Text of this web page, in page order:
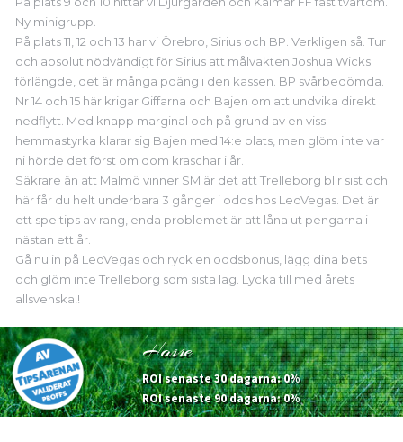
Ny minigrupp.
På plats 11, 12 och 13 har vi Örebro, Sirius och BP. Verkligen så. Tur
och absolut nödvändigt för Sirius att målvakten Joshua Wicks
förlängde, det är många poäng i den kassen. BP svårbedömda.
Nr 14 och 15 här krigar Giffarna och Bajen om att undvika direkt
nedflytt. Med knapp marginal och på grund av en viss
hemmastyrka klarar sig Bajen med 14:e plats, men glöm inte var
ni hörde det först om dom kraschar i år.
Säkrare än att Malmö vinner SM är det att Trelleborg blir sist och
här får du helt underbara 3 gånger i odds hos LeoVegas. Det är
ett speltips av rang, enda problemet är att låna ut pengarna i
nästan ett år.
Gå nu in på LeoVegas och ryck en oddsbonus, lägg dina bets
och glöm inte Trelleborg som sista lag. Lycka till med årets
allsvenska!!
Hasse
ROI senaste 30 dagarna: 0%
ROI senaste 90 dagarna: 0%